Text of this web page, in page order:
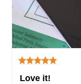
Love it!